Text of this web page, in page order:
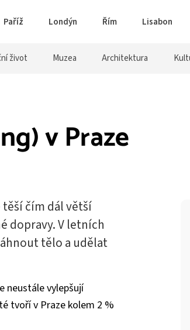
Paříž Londýn Řím Lisabon
život Muzea Architektura
v Praze
čím dál větší
dopravy. V letních
tělo a udělat
neustále vylepšují
tvoří v Praze kolem 2 %